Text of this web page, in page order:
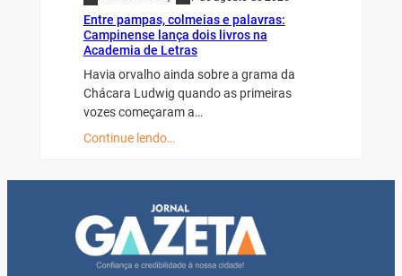
Entre pampas, colmeias e palavras:
Campinense lança dois livros na
Academia de Letras
Havia orvalho ainda sobre a grama da
Chácara Ludwig quando as primeiras
vozes começaram a…
Continue lendo…